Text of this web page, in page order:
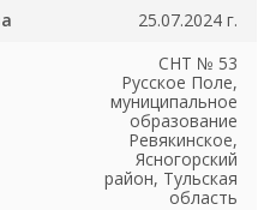
25.07.2024 г.
СНТ № 53
Русское Поле,
муниципальное
образование
Ревякинское,
Ясногорский
район, Тульская
область